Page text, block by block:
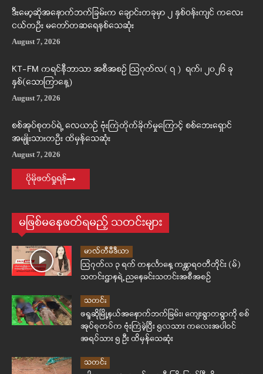
ဒီးမော့ဆိုအနောက်ဘက်ခြမ်းက ချောင်းတခုမှာ ၂ နှစ်ဝန်းကျင် ကလေး
ငယ်တဦး မတော်တဆရေနစ်သေဆုံး
August 7, 2026
KT-FM ကရင်နီဘာသာ အစီအစဉ် ဩဂုတ်လ( ၇ ) ရက်၊ ၂၀၂၆ ခု
နှစ်(သောကြာနေ့)
August 7, 2026
စစ်အုပ်စုတပ်ရဲ့ လေယာဉ် ဗုံးကြဲတိုက်ခိုက်မှုကြောင့် စစ်ဘေးရှောင်
အမျိုးသားတဦး ထိမှန်သေဆုံး
August 7, 2026
ပိုမိုဖတ်ရှုရန်
မဖြစ်မနေဖတ်ရမည့် သတင်းများ
မာလ်တီမီဒီယာ
ဩဂုတ်လ ၃ ရက် တနင်္လာနေ့ ကန္တာရဝတီတိုင်း (မ်)
သတင်းဌာနရဲ့ ညနေခင်းသတင်းအစီအစဉ်
သတင်း
ဖရူဆိုမြို့နယ်အနောက်ဘက်ခြမ်း၊ ကျေးရွာတရွာကို စစ်
အုပ်စုတပ်က ဗုံးကြဲခဲ့ပြီး ၅လသား ကလေးအပါဝင်
အရပ်သား ၅ ဦး ထိမှန်သေဆုံး
သတင်း